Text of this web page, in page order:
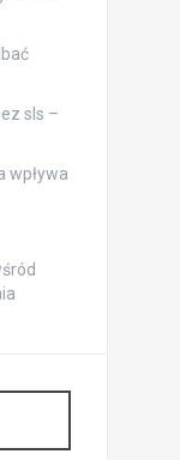
sls –
wpływa